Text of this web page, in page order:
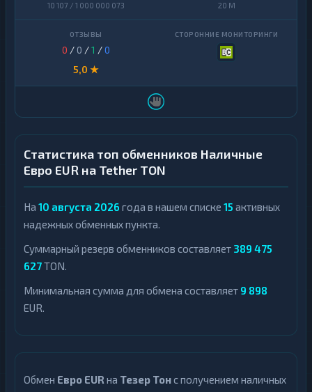
10 107 / 1 000 000 073 20 M
0 / 0 /1 /0
5,0 ★
Статистика топ обменников Наличные
Евро EUR на Tether TON
На 10 августа 2026 года в нашем списке 15 активных
надежных обменных пункта.
Суммарный резерв обменников составляет 389 475
627TON.
Минимальная сумма для обмена составляет 9 898
EUR.
Обмен Евро EUR на Тезер Тонс получением наличных